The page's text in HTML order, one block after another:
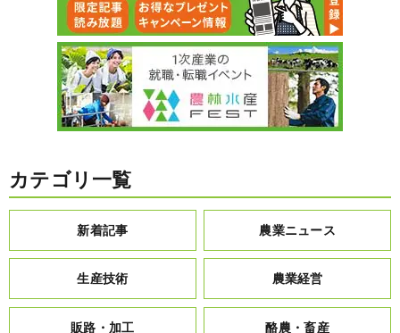
カテゴリ一覧
新着記事 農業ニュース
生産技術 農業経営
販路・加工 酪農・畜産